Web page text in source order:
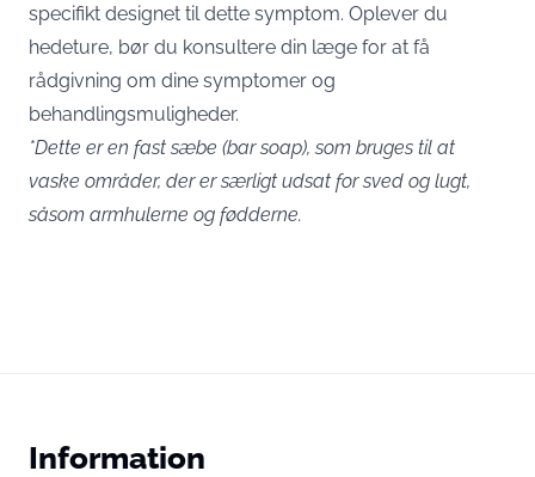
specifikt designet til dette symptom. Oplever du
hedeture, bør du konsultere din læge for at få
rådgivning om dine symptomer og
behandlingsmuligheder.
*Dette er en fast sæbe (bar soap), som bruges til at
vaske områder, der er særligt udsat for sved og lugt,
såsom armhulerne og fødderne.
Information